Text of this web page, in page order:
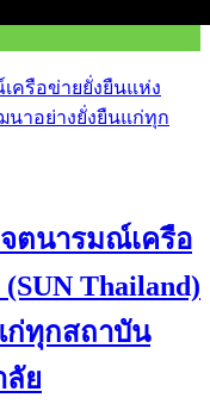
ตนารมณ์เครือ
Thailand)
ก่ทุกสถาบัน
ลัย